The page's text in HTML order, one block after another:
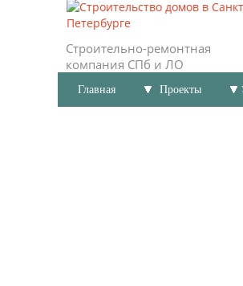
Строительно-ремонтная
компания СПб и ЛО
Главная Проекты